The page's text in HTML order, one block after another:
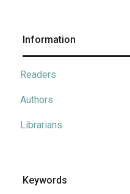
Information
Readers
Authors
Librarians
Keywords